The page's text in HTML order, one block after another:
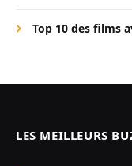
Top 10 des films
LES MEILLEURS